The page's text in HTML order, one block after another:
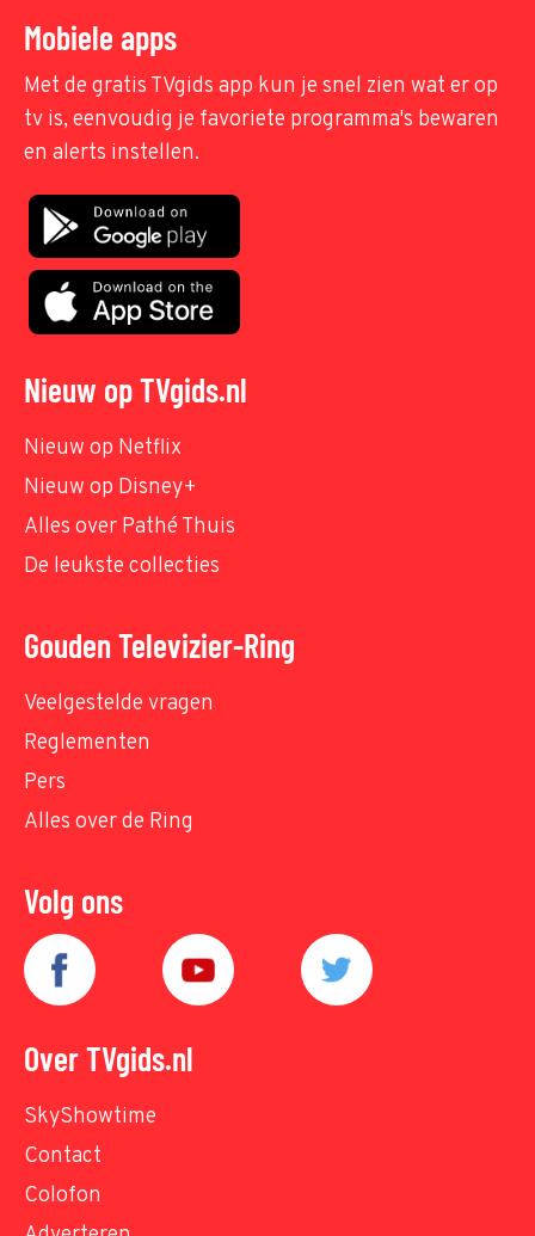
Mobiele apps
Met de gratis TVgids app kun je snel zien wat er op
tv is, eenvoudig je favoriete programma's bewaren
en alerts instellen.
Nieuw op TVgids.nl
Nieuw op Netflix
Nieuw op Disney+
Alles over Pathé Thuis
De leukste collecties
Gouden Televizier-Ring
Veelgestelde vragen
Reglementen
Pers
Alles over de Ring
Volg ons
Over TVgids.nl
SkyShowtime
Contact
Colofon